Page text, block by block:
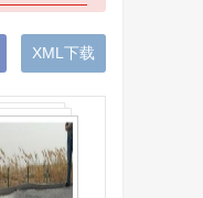
XML下载